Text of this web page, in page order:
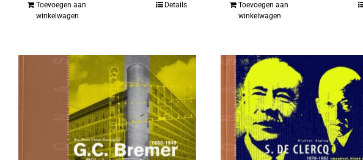
Toevoegen aan
winkelwagen
Details
Toevoegen aan
winkelwagen